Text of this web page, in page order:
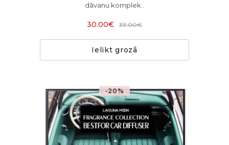
dāvanu komplek..
30.00€ 33.00€
Ielikt grozā
-20%